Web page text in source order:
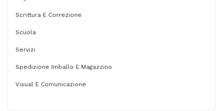
Scrittura E Correzione
Scuola
Servizi
Spedizione Imballo E Magazzino
Visual E Comunicazione